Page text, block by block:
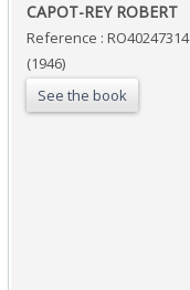
‎CAPOT-REY ROBERT‎
Reference : RO40247314
(1946)
See the book